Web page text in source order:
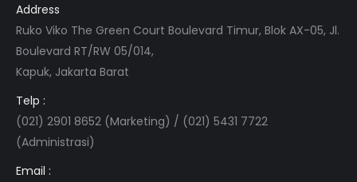
Address
Ruko Viko The Green Court Boulevard Timur, Blok AX-05, Jl.
Boulevard RT/RW 05/014,
Kapuk, Jakarta Barat
Telp :
(021) 2901 8652 (Marketing) / (021) 5431 7722
(Administrasi)
Email :